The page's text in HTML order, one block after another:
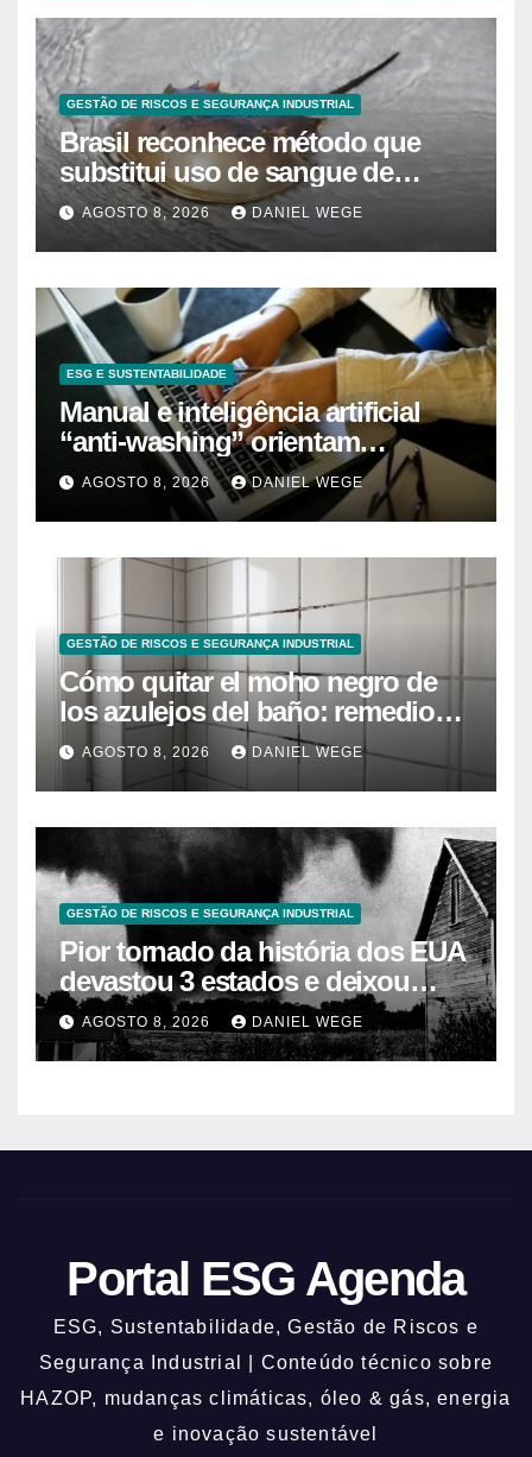
GESTÃO DE RISCOS E SEGURANÇA INDUSTRIAL
Brasil reconhece método que
substitui uso de sangue de
caranguejo-ferradura em testes
farmacêuticos
AGOSTO 8, 2026 DANIEL WEGE
ESG E SUSTENTABILIDADE
Manual e inteligência artificial
“anti-washing” orientam
empresas
AGOSTO 8, 2026 DANIEL WEGE
GESTÃO DE RISCOS E SEGURANÇA INDUSTRIAL
Cómo quitar el moho negro de
los azulejos del baño: remedios
caseros efectivos
AGOSTO 8, 2026 DANIEL WEGE
GESTÃO DE RISCOS E SEGURANÇA INDUSTRIAL
Pior tornado da história dos EUA
devastou 3 estados e deixou
centenas de mortos
AGOSTO 8, 2026 DANIEL WEGE
Portal ESG Agenda
ESG, Sustentabilidade, Gestão de Riscos e
Segurança Industrial | Conteúdo técnico sobre
HAZOP, mudanças climáticas, óleo & gás, energia
e inovação sustentável